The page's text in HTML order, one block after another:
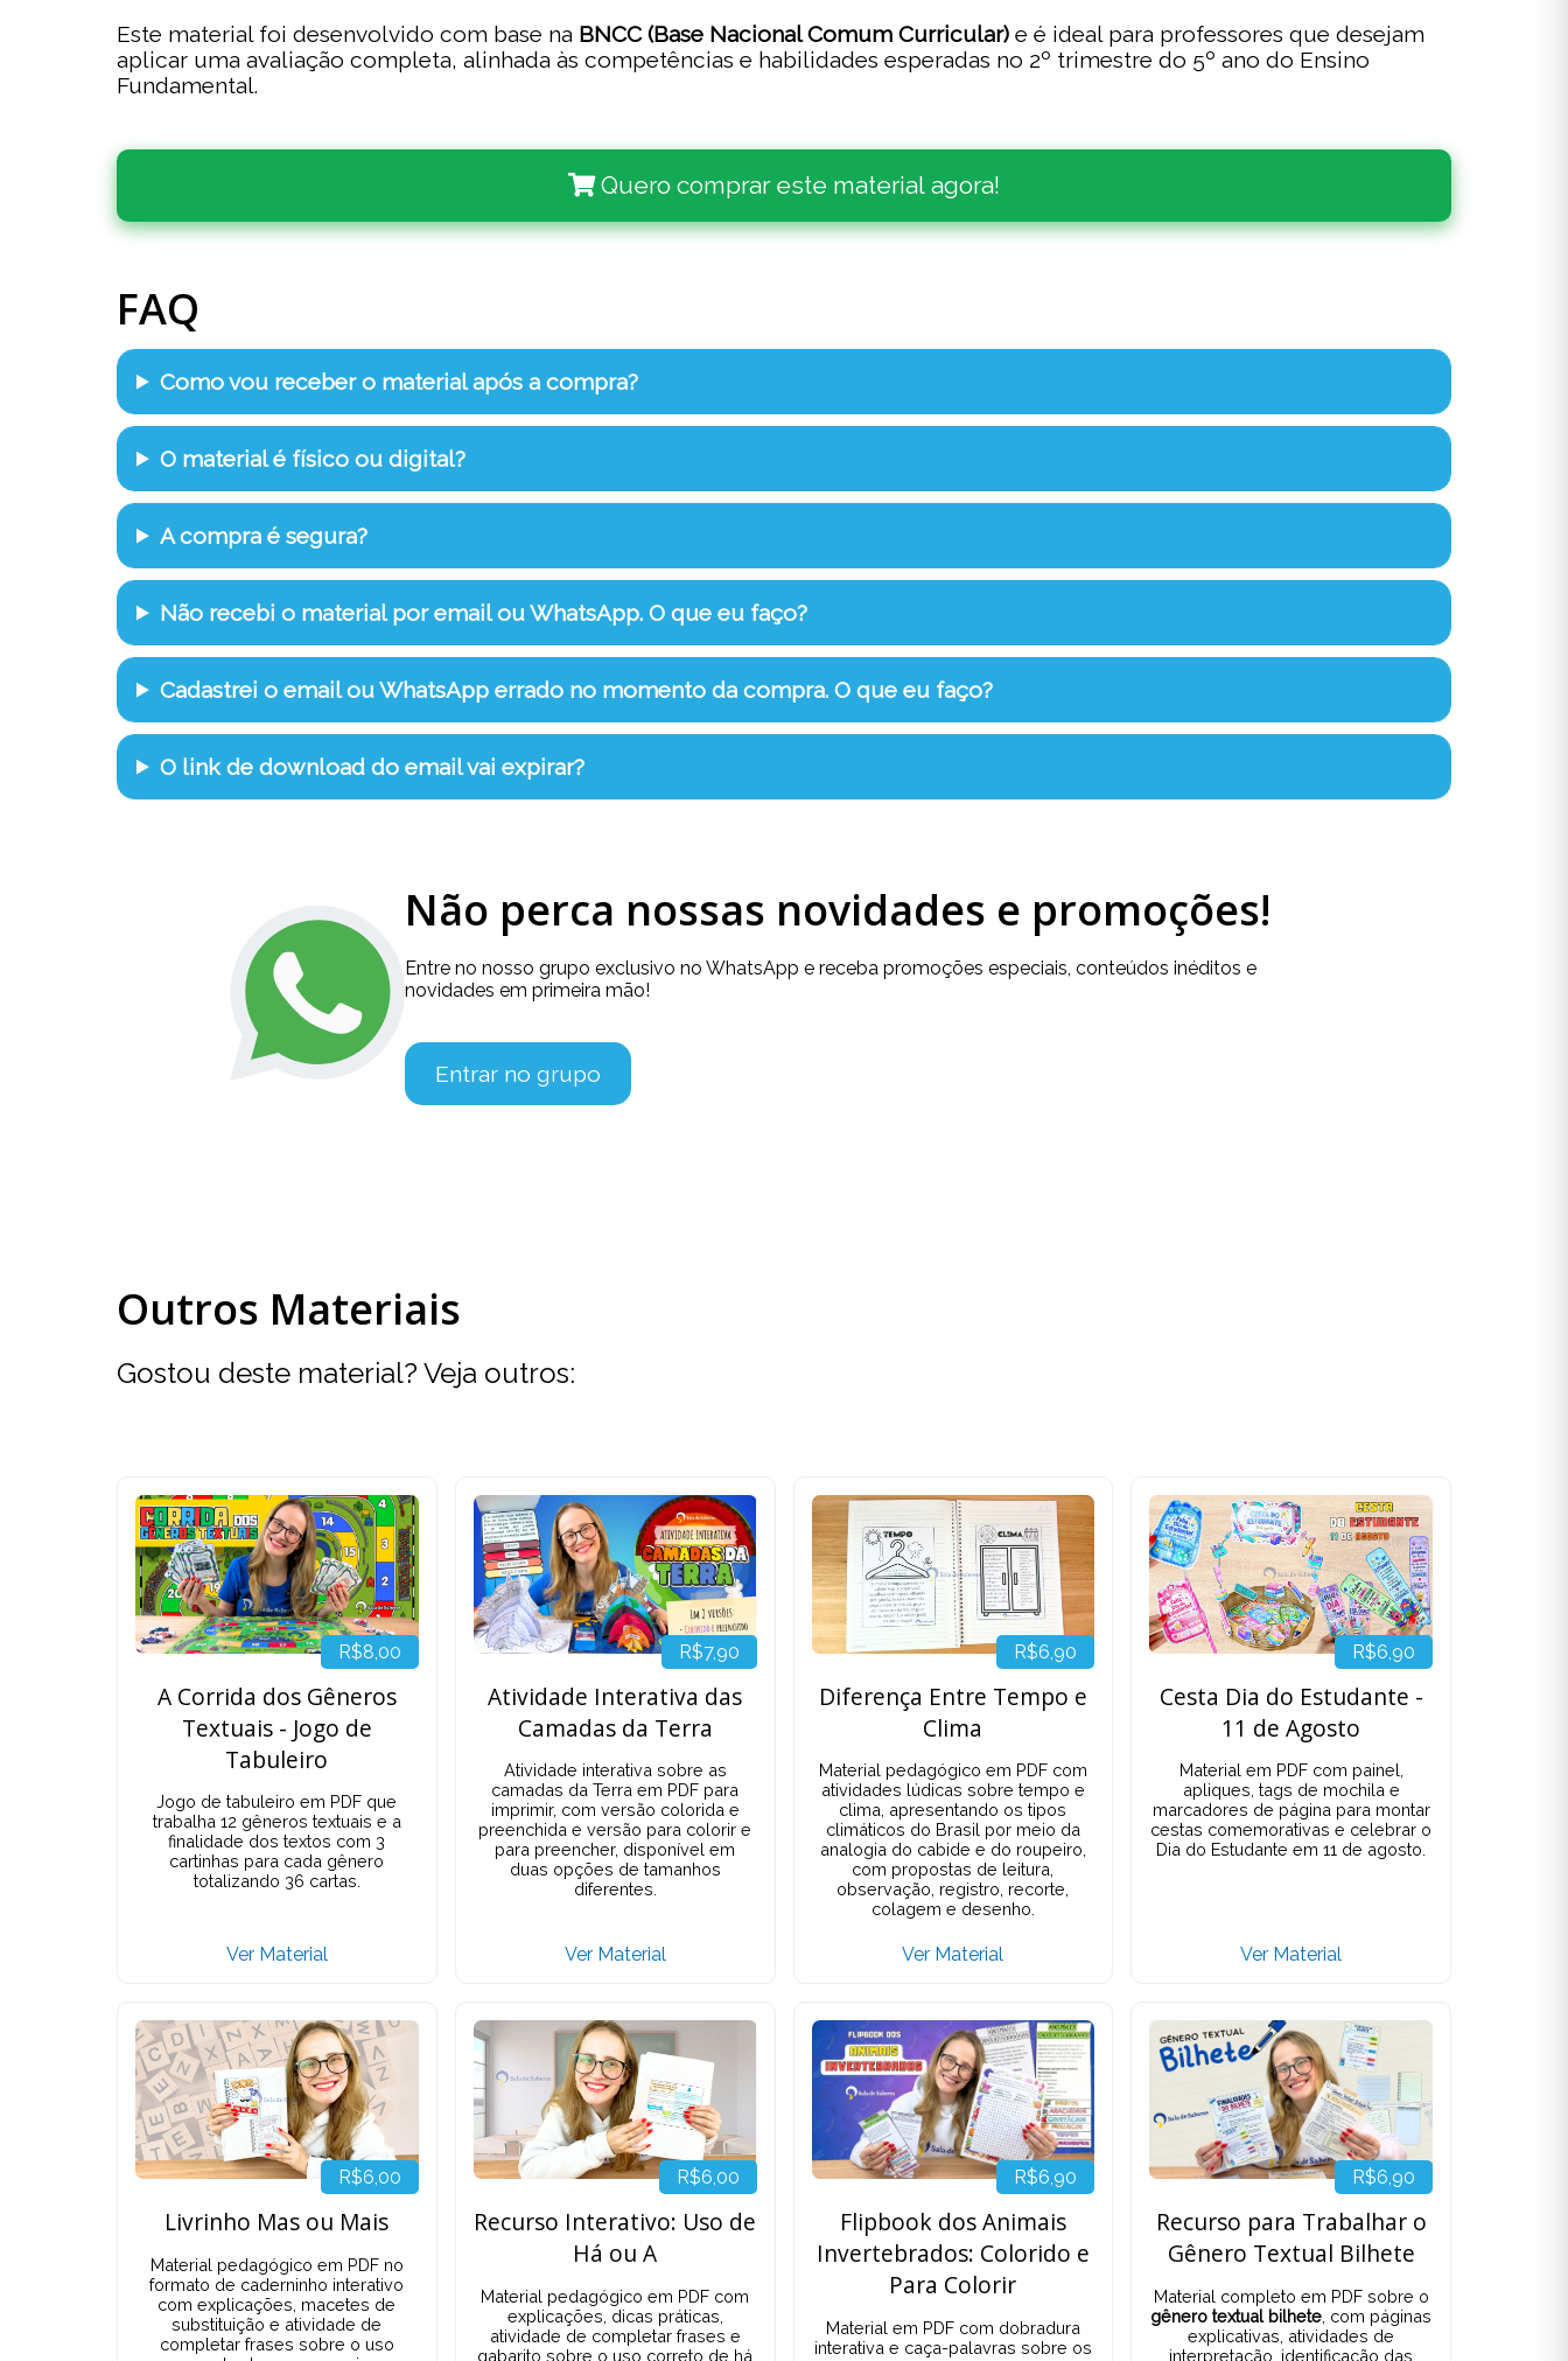
Este material foi desenvolvido com base na BNCC (Base Nacional Comum Curricular) e é ideal para professores que desejam
aplicar uma avaliação completa, alinhada às competências e habilidades esperadas no 2º trimestre do 5º ano do Ensino
Fundamental.
Quero comprar este material agora!
FAQ
Como vou receber o material após a compra?
O material é físico ou digital?
A compra é segura?
Não recebi o material por email ou WhatsApp. O que eu faço?
Cadastrei o email ou WhatsApp errado no momento da compra. O que eu faço?
O link de download do email vai expirar?
Não perca nossas novidades e promoções!
Entre no nosso grupo exclusivo no WhatsApp e receba promoções especiais, conteúdos inéditos e
novidades em primeira mão!
Entrar no grupo
Outros Materiais
Gostou deste material? Veja outros:
R$8,00
A Corrida dos Gêneros
Textuais - Jogo de
Tabuleiro
Jogo de tabuleiro em PDF que
trabalha 12 gêneros textuais e a
finalidade dos textos com 3
cartinhas para cada gênero
totalizando 36 cartas.
Ver Material
R$7,90
Atividade Interativa das
Camadas da Terra
Atividade interativa sobre as
camadas da Terra em PDF para
imprimir, com versão colorida e
preenchida e versão para colorir e
para preencher, disponível em
duas opções de tamanhos
diferentes.
Ver Material
R$6,90
Diferença Entre Tempo e
Clima
Material pedagógico em PDF com
atividades lúdicas sobre tempo e
clima, apresentando os tipos
climáticos do Brasil por meio da
analogia do cabide e do roupeiro,
com propostas de leitura,
observação, registro, recorte,
colagem e desenho.
Ver Material
R$6,90
Cesta Dia do Estudante -
11 de Agosto
Material em PDF com painel,
apliques, tags de mochila e
marcadores de página para montar
cestas comemorativas e celebrar o
Dia do Estudante em 11 de agosto.
Ver Material
R$6,00
Livrinho Mas ou Mais
Material pedagógico em PDF no
formato de caderninho interativo
com explicações, macetes de
substituição e atividade de
completar frases sobre o uso
R$6,00
Recurso Interativo: Uso de
Há ou A
Material pedagógico em PDF com
explicações, dicas práticas,
atividade de completar frases e
gabarito sobre o uso correto de há
R$6,90
Flipbook dos Animais
Invertebrados: Colorido e
Para Colorir
Material em PDF com dobradura
interativa e caça-palavras sobre os
R$6,90
Recurso para Trabalhar o
Gênero Textual Bilhete
Material completo em PDF sobre o
gênero textual bilhete , com páginas
explicativas, atividades de
interpretação, identificação das